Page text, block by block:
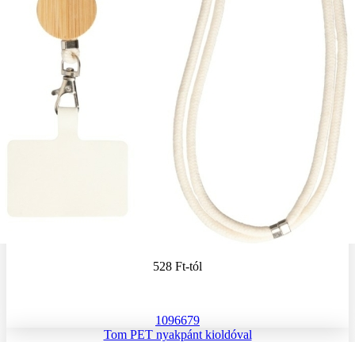
528 Ft-tól
1096679
Tom PET nyakpánt kioldóval